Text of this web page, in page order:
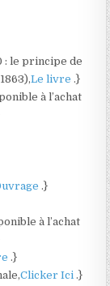
: le principe de
Le livre.}
à l’achat
.}
à l’achat
.}
Clicker Ici.}